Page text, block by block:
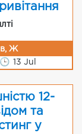
Ж
🕒 13 Jul
12-
та
у